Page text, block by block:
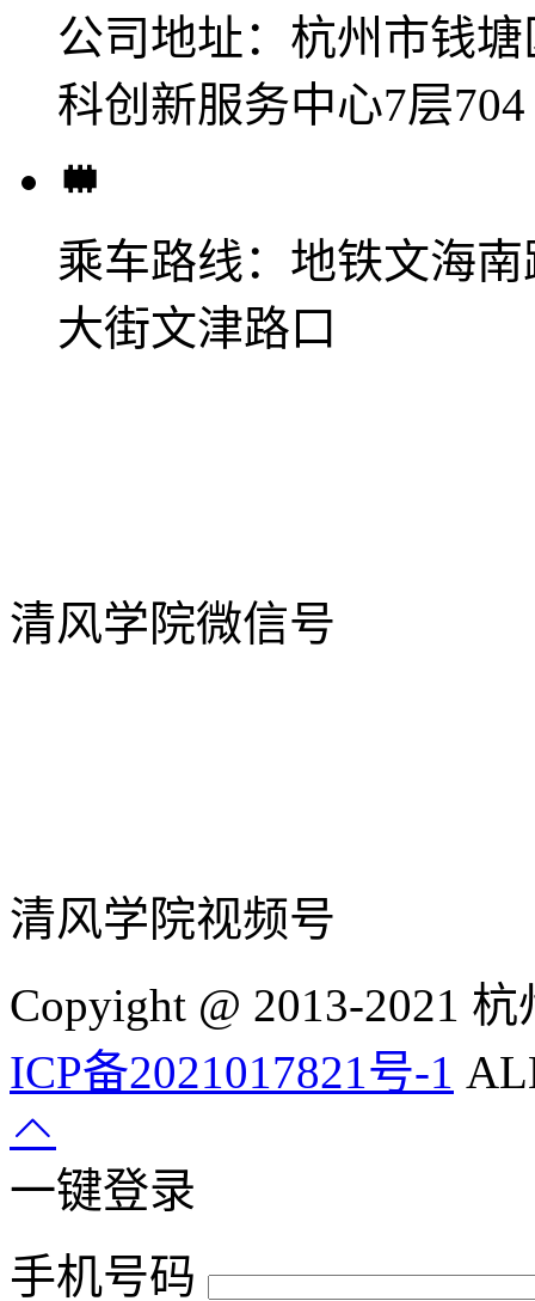
公司地址： 杭州市钱
科创新服务中心7层704
乘车路线： 地铁文海
大街文津路口
清风学院微信号
清风学院视频号
Copyight @ 2013-2021
ICP备2021017821号-1
一键登录
手机号码